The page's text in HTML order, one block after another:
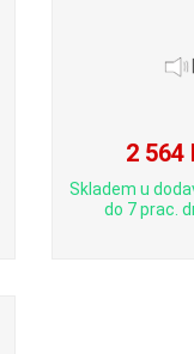
2 564
Skladem u
do 7 prac.